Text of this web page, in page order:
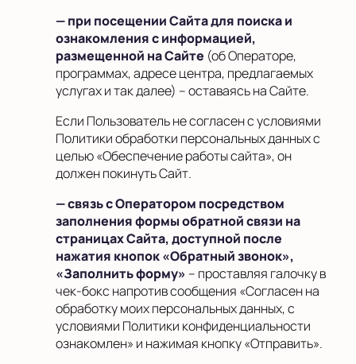
— при посещении Сайта для поиска и
ознакомления с информацией,
размещенной на Сайте (об Операторе,
программах, адресе центра, предлагаемых
услугах и так далее) – оставаясь на Сайте.
Если Пользователь не согласен с условиями
Политики обработки персональных данных с
целью «Обеспечение работы сайта», он
должен покинуть Сайт.
— связь с Оператором посредством
заполнения формы обратной связи на
страницах Сайта, доступной после
нажатия кнопок «Обратный звонок»,
«Заполнить форму» – проставляя галочку в
чек-бокс напротив сообщения «Согласен на
обработку моих персональных данных, с
условиями Политики конфиденциальности
ознакомлен» и нажимая кнопку «Отправить».